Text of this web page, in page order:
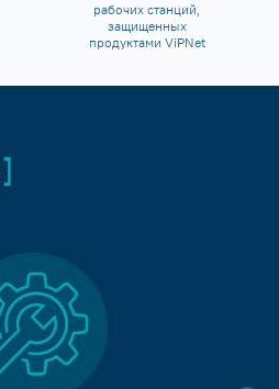
рабочих станций,
защищенных
продуктами ViPNet